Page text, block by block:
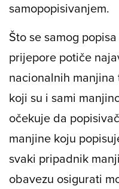
samopopisivanjem.
Što se samog
prijepore potiče
nacionalnih
koji su i sami
očekuje da
manjine koju
svaki pripadnik
obavezu osigurati